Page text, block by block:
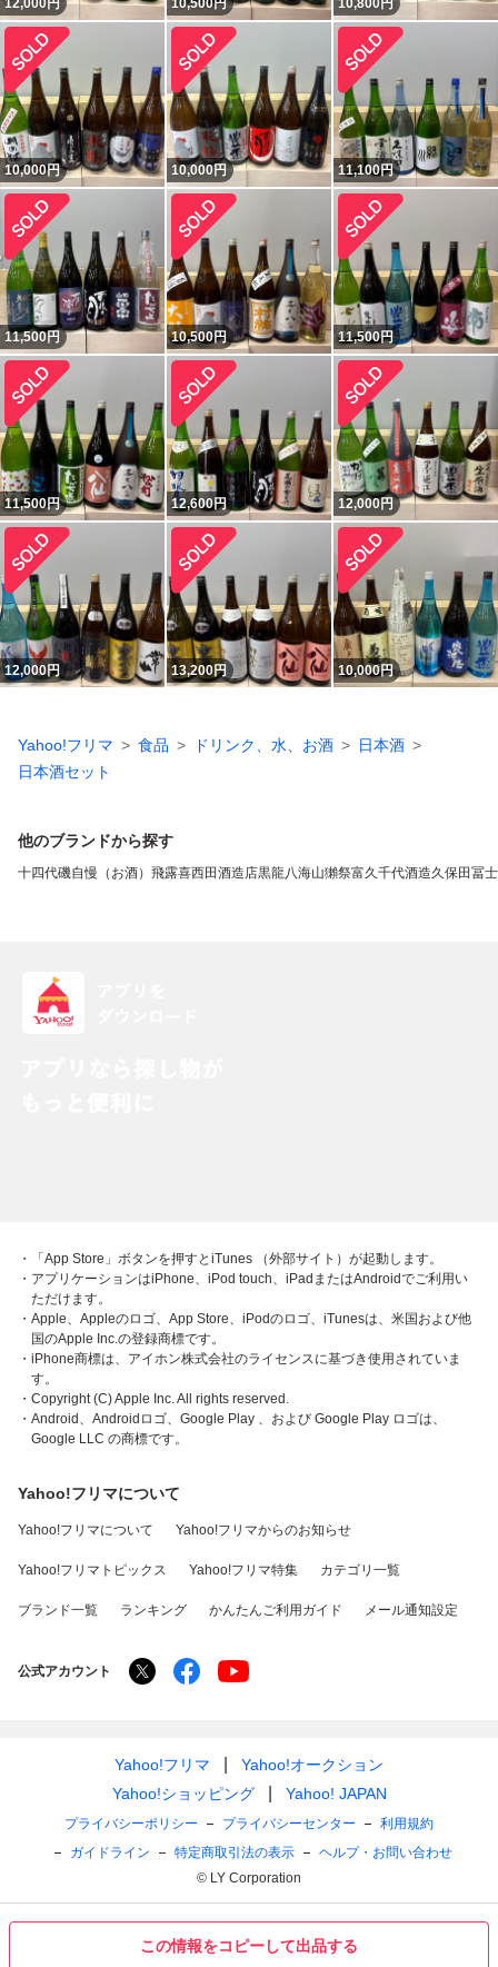
この情報をコピーして出品する
12,000円 10,500円 10,800円
10,000円 10,000円 11,100円
11,500円 10,500円 11,500円
11,500円 12,600円 12,000円
12,000円 13,200円 10,000円
Yahoo!フリマ 食品 ドリンク、水、お酒
日本酒
日本酒セット
他のブランドから探す
十四代磯自慢（お酒） 飛露喜西田酒造店黒龍八海山獺祭富久千代酒造久保田冨
・「App Store」ボタンを押すとiTunes （外部サイト）が起動します。
・アプリケーションはiPhone、iPod touch、iPadまたはAndroidでご利用い
ただけます。
・Apple、Appleのロゴ、App Store、iPodのロゴ、iTunesは、米国および他
国のApple Inc.の登録商標です。
・iPhone商標は、アイホン株式会社のライセンスに基づき使用されていま
す。
・Copyright (C) Apple Inc. All rights reserved.
・Android、Androidロゴ、Google Play 、および Google Play ロゴは、
Google LLC の商標です。
Yahoo!フリマについて
Yahoo!フリマについて Yahoo!フリマからのお知らせ
Yahoo!フリマトピックス Yahoo!フリマ特集 カテゴリ一覧
ブランド一覧 ランキング かんたんご利用ガイド メール通知設定
公式アカウント
Yahoo!フリマ
Yahoo!オークション
Yahoo!ショッピング
Yahoo! JAPAN
プライバシーポリシー プライバシーセンター
利用規約
ガイドライン
特定商取引法の表示
ヘルプ・お問い合わせ
© LY Corporation